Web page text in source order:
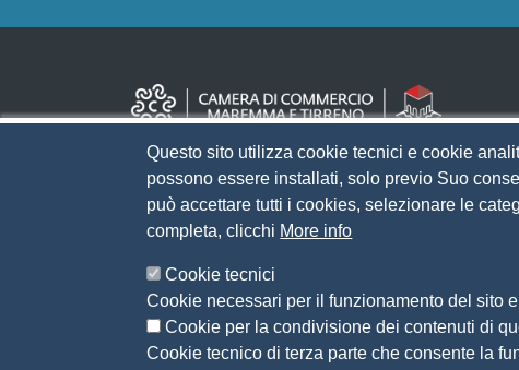
Questo sito utilizza cookie tecnici e cookie
possono essere installati, solo previo Suo
può accettare tutti i cookies, selezionare le
completa, clicchi More info
Cookie tecnici
Cookie necessari per il funzionamento del sito
Cookie per la condivisione dei contenuti di
Cookie tecnico di terza parte che consente la